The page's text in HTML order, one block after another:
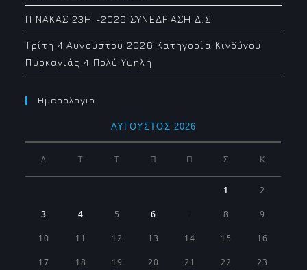
ΠΙΝΑΚΑΣ 23H -2026 ΣΥΝΕΔΡΙΑΣΗ Δ.Σ
Τρίτη 4 Αυγούστου 2026 Κατηγορία Κινδύνου
Πυρκαγιάς 4 Πολύ Υψηλή
Ημερολογιο
ΑΎΓΟΥΣΤΟΣ 2026
Δ Τ Τ Π Π Σ Κ
1 2
3 4 5 6 8 9
10 11 12 13 14 15 16
17 18 19 20 21 22 23